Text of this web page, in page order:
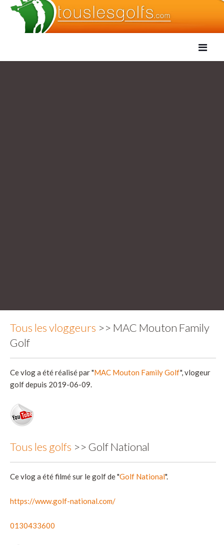
Tous les vloggeurs >> MAC Mouton Family
Golf
Ce vlog a été réalisé par "MAC Mouton Family Golf", vlogeur
golf depuis 2019-06-09.
Tous les golfs >> Golf National
Ce vlog a été filmé sur le golf de "Golf National".
https://www.golf-national.com/
0130433600